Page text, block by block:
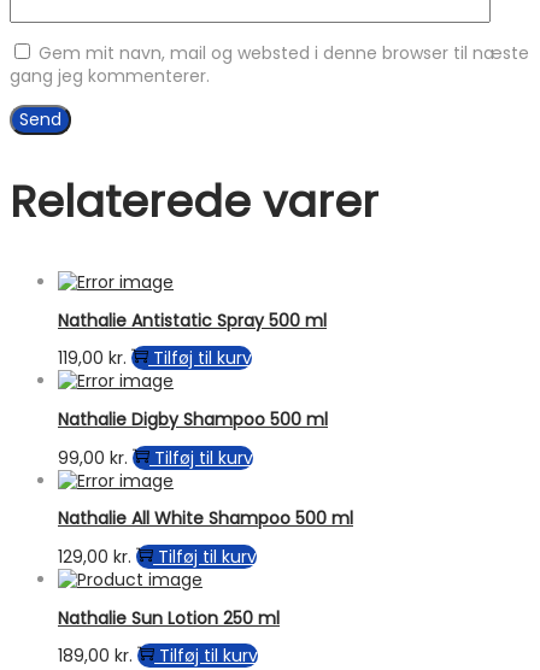
Gem mit navn, mail og websted i denne browser til næste
gang jeg kommenterer.
Relaterede varer
Nathalie Antistatic Spray 500 ml
119,00 kr. Tilføj til kurv
Nathalie Digby Shampoo 500 ml
99,00 kr. Tilføj til kurv
Nathalie All White Shampoo 500 ml
129,00 kr. Tilføj til kurv
Nathalie Sun Lotion 250 ml
189,00 kr. Tilføj til kurv